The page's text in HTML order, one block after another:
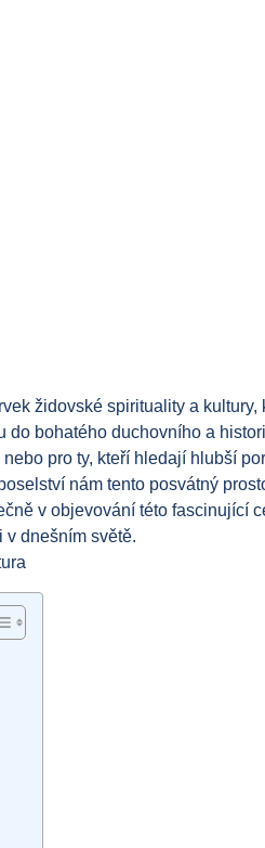
židovské spirituality a
do bohatého duchovního a
pro ty, kteří hledají hlubší
nám tento posvátný
v objevování této fascinující
v dnešním světě.